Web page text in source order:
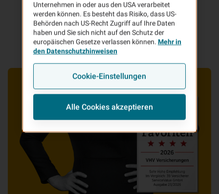
Unternehmen in oder aus den USA verarbeitet
werden können. Es besteht das Risiko, dass US-
Behörden nach US-Recht Zugriff auf Ihre Daten
haben und Sie sich nicht auf den Schutz der
europäischen Gesetze verlassen können. Mehr in
den Datenschutzhinweisen
Cookie-Einstellungen
Alle Cookies akzeptieren